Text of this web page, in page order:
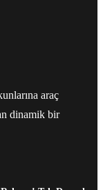
araç
dinamik bir